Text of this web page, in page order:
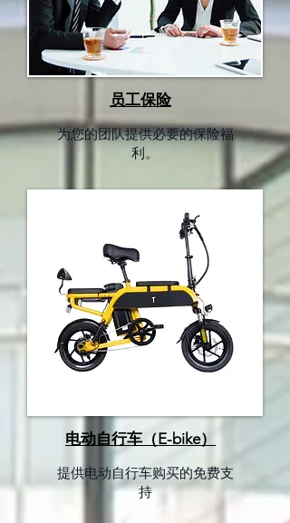
员工保险
为您的团队提供必要的保险福
利。
电动自行车（E-bike）
提供电动自行车购买的免费支
持